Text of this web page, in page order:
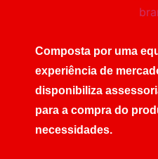
Composta por uma
experiência de
disponibiliza
para a compra do
necessidades.